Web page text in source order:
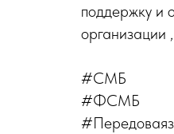
поддержку и
организации
#СМБ
#ФСМБ